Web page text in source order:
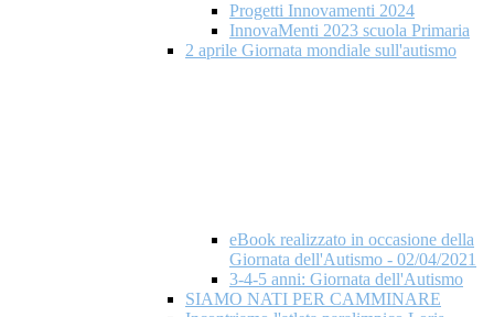
Progetti Innovamenti 2024
InnovaMenti 2023 scuola Primaria
2 aprile Giornata mondiale​ sull'autismo
eBook realizzato in occasione della
Giornata dell'Autismo - 02/04/2021
3-4-5 anni: Giornata dell'Autismo
SIAMO NATI PER CAMMINARE